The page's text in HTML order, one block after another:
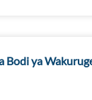
Bodi ya